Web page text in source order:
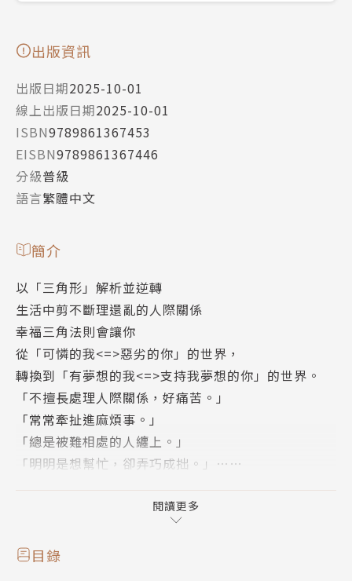
出版資訊
出版日期2025-10-01
線上出版日期2025-10-01
ISBN9789861367453
EISBN9789861367446
分級普級
語言繁體中文
簡介
以「三角形」解析並逆轉
生活中剪不斷理還亂的人際關係
幸福三角法則會讓你
從「可憐的我<=>惡劣的你」的世界，
轉換到「有夢想的我<=>支持我夢想的你」的世界。
「不擅長處理人際關係，好痛苦。」
「常常牽扯進麻煩事。」
「總是被難相處的人纏上。」
「明明是想幫忙，卻弄巧成拙。」……
係」（膩煩三角），變成「讓自己成長且變得幸福的關
係」（幸福三角），解決人際關係中永無止境的煩惱和
問題。
閱讀更多
目錄